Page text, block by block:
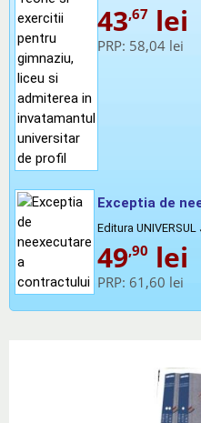
43,67 lei
PRP: 58,04 lei
Exceptia de
Editura UNIVERSUL
49,90 lei
PRP: 61,60 lei